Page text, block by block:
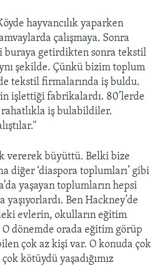
hayvancılık yaparken
çalışmaya. Sonra
buraya getirdikten sonra tekstil
şekilde. Çünkü bizim toplum
tekstil firmalarında iş buldu.
işlettiği fabrikalardı. 80’lerde
iş bulabildiler.
vererek büyüttü. Belki bize
diğer ‘diaspora toplumları’ gibi
yaşayan toplumların hepsi
Ben Hackney’de
evlerin, okulların eğitim
dönemde orada eğitim görüp
çok az kişi var. O konuda çok
kötüydü yaşadığımız